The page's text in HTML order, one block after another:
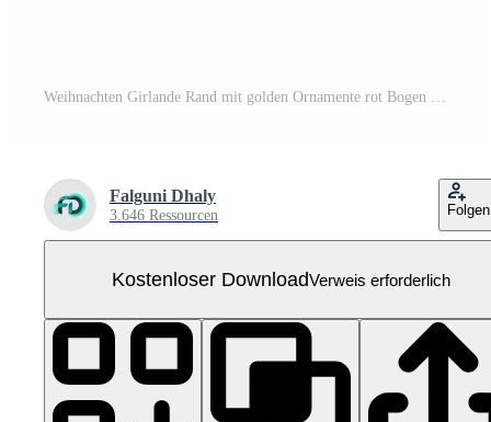
Weihnachten Girlande Rand mit golden Ornamente rot Bogen Kostenloses PNG
Falguni Dhaly
3.646 Ressourcen Folgen
Kostenloser DownloadVerweis erforderlich